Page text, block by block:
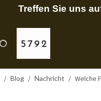
Treffen Sie uns
/ Blog / Nachricht / Welche